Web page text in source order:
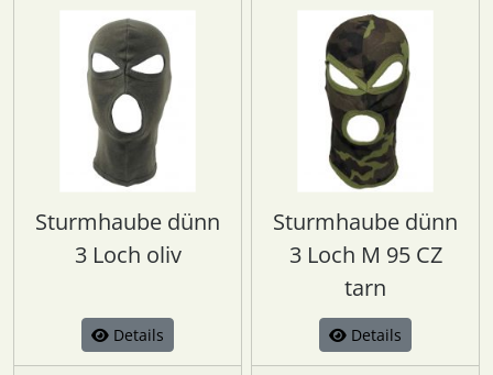
Sturmhaube dünn
3 Loch oliv
Details
Sturmhaube dünn
3 Loch M 95 CZ
tarn
Details